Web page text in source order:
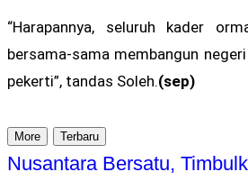
“Harapannya, seluruh kader
bersama-sama membangun
pekerti”, tandas Soleh.(sep)
More Terbaru
Nusantara Bersatu,